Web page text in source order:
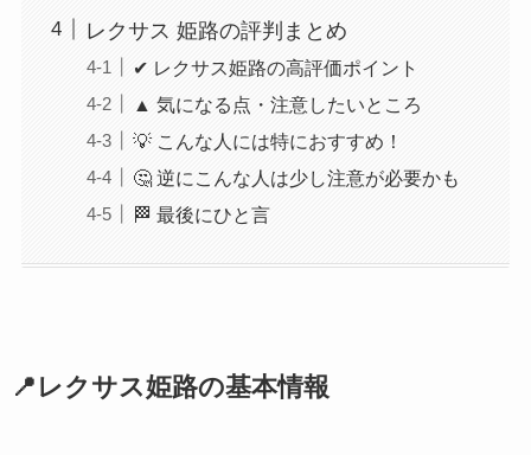
レクサス 姫路の評判まとめ
✔ レクサス姫路の高評価ポイント
▲ 気になる点・注意したいところ
💡 こんな人には特におすすめ！
🤔 逆にこんな人は少し注意が必要かも
🏁 最後にひと言
📍レクサス姫路の基本情報